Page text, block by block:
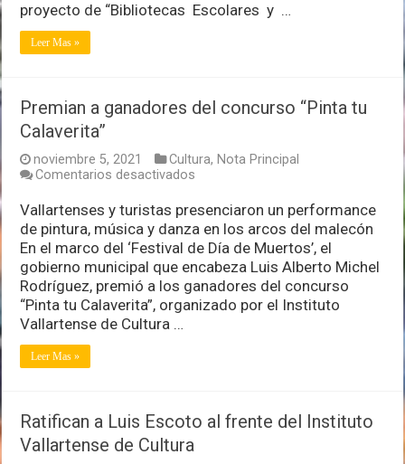
proyecto de “Bibliotecas Escolares y …
Leer Mas »
Premian a ganadores del concurso “Pinta tu
Calaverita”
noviembre 5, 2021 Cultura, Nota Principal
Comentarios desactivados
a
ganadores
del
concurso
“Pinta
tu
Calaverita”
Vallartenses y turistas presenciaron un performance
de pintura, música y danza en los arcos del malecón
En el marco del ‘Festival de Día de Muertos’, el
gobierno municipal que encabeza Luis Alberto Michel
Rodríguez, premió a los ganadores del concurso
“Pinta tu Calaverita”, organizado por el Instituto
Vallartense de Cultura …
Leer Mas »
Ratifican a Luis Escoto al frente del Instituto
Vallartense de Cultura